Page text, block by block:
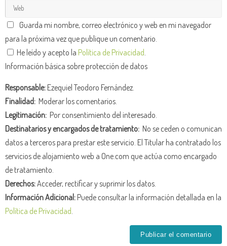
Guarda mi nombre, correo electrónico y web en mi navegador
para la próxima vez que publique un comentario.
He leído y acepto la Política de Privacidad
Información básica sobre protección de datos
Responsable:Ezequiel Teodoro Fernández.
Finalidad: Moderar los comentarios.
Legitimación: Por consentimiento del interesado.
Destinatarios y encargados de tratamiento: No se ceden o comunican
datos a terceros para prestar este servicio. El Titular ha contratado los
servicios de alojamiento web a One.com que actúa como encargado
de tratamiento.
Derechos:Acceder, rectificar y suprimir los datos.
Información Adicional:Puede consultar la información detallada en la
Política de Privacidad